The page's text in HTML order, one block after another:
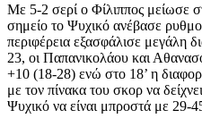
Με 5-2 σερί ο Φίλιππος μείωσε
σημείο το Ψυχικό ανέβασε
περιφέρεια εξασφάλισε μεγάλη
23, οι Παπανικολάου και
+10 (18-28) ενώ στο 18’ η
με τον πίνακα του σκορ να
Ψυχικό να είναι μπροστά με 29-